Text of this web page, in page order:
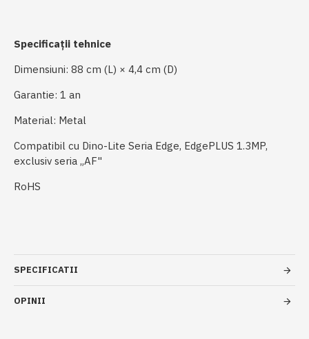
Specificații tehnice
Dimensiuni: 88 cm (L) × 4,4 cm (D)
Garantie: 1 an
Material: Metal
Compatibil cu Dino-Lite Seria Edge, EdgePLUS 1.3MP,
exclusiv seria „AF"
RoHS
SPECIFICATII
OPINII